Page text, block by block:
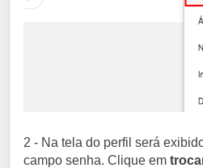
2 - Na tela do perfil será
campo senha. Clique em